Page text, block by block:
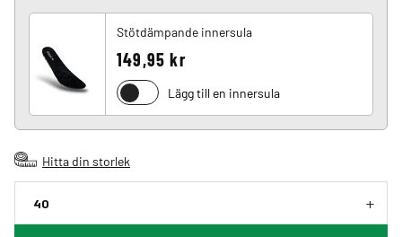
Stötdämpande innersula
149,95 kr
Lägg till en innersula
Hitta din storlek
40